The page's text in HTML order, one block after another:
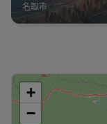
名取市
+
−